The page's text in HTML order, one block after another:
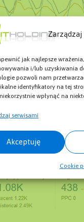
jak najlepsze
i/lub uzyskiwania
pozwoli nam
identyfikatory na tej
wpłynąć na
serwisami
Akceptuję
Cookie
czy dana
z takiego
siły
przybliżonego
które